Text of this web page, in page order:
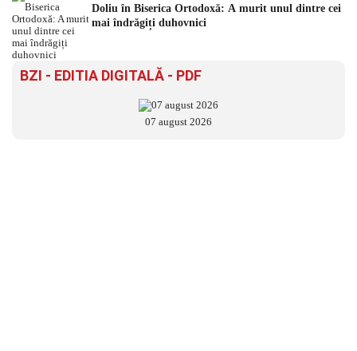
Doliu în Biserica Ortodoxă: A murit unul dintre cei
mai îndrăgiți duhovnici
BZI - EDITIA DIGITALĂ - PDF
07 august 2026